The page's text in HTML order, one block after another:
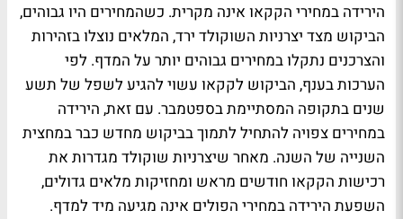
הירידה במחירי הקקאו אינה מקרית. כשהמחירים היו גבוהים,
הביקוש מצד יצרניות השוקולד ירד, המלאים נוצלו בזהירות
והצרכנים נתקלו במחירים גבוהים יותר על המדף. לפי
הערכות בענף, הביקוש לקקאו עשוי להגיע לשפל של תשע
שנים בתקופה המסתיימת בספטמבר. עם זאת, הירידה
במחירים צפויה להתחיל לתמוך בביקוש מחדש כבר במחצית
השנייה של השנה. מאחר שיצרניות שוקולד מגדרות את
רכישות הקקאו חודשים מראש ומחזיקות מלאים גדולים,
השפעת הירידה במחירי הפולים אינה מגיעה מיד למדף.